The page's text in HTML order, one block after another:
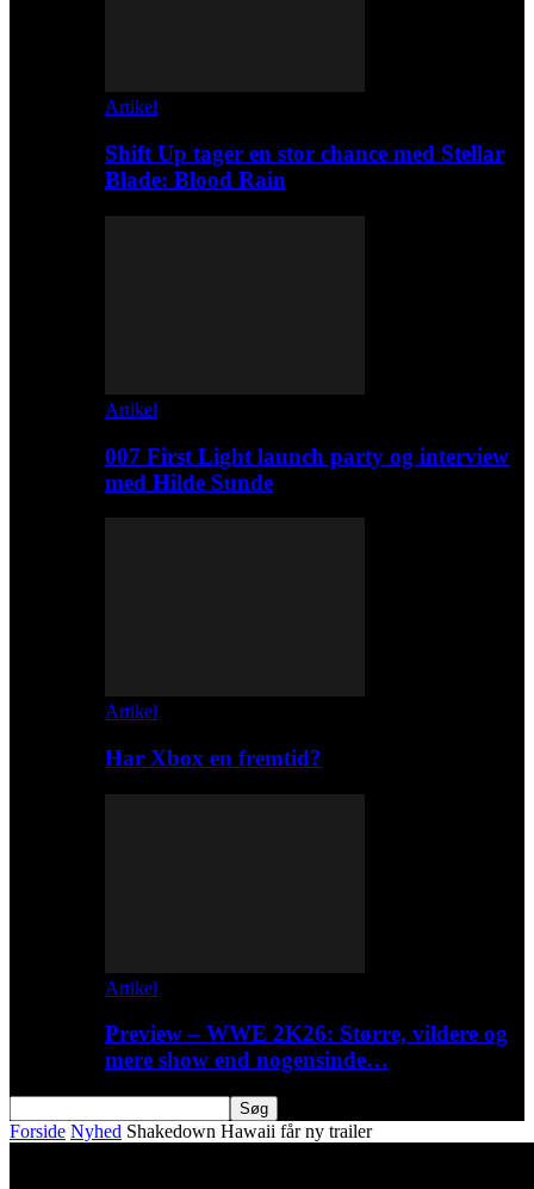
Artikel
Shift Up tager en stor chance med Stellar
Blade: Blood Rain
Artikel
007 First Light launch party og interview
med Hilde Sunde
Artikel
Har Xbox en fremtid?
Artikel
Preview – WWE 2K26: Større, vildere og
mere show end nogensinde…
Forside Nyhed Shakedown Hawaii får ny trailer